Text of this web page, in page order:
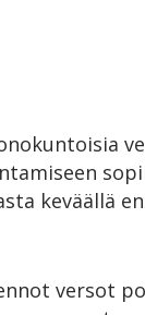
keväällä
versot